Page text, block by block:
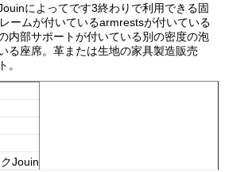
によってです3終わりで利用できる固
ームが付いているarmrestsが付いている
内部サポートが付いている別の密度の泡
る座席。革または生地の家具製造販売
。
Jouin